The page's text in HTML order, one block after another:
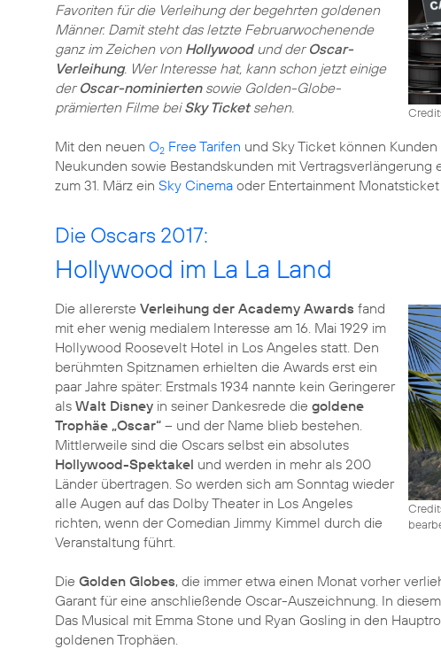
Favoriten für die Verleihung der begehrten goldenen
Männer. Damit steht das letzte Februarwochenende
ganz im Zeichen von Hollywoodund der Oscar-
Verleihung. Wer Interesse hat, kann schon jetzt einige
der Oscar-nominiertensowie Golden-Globe-
prämierten Filme beiSky Ticketsehen.
Mit den neuen O2 Free Tarifen und Sky Ticket können
Neukunden sowie Bestandskunden mit Vertragsverlängerung
zum 31. März ein Sky Cinema oder Entertainment Monatsticket
Die Oscars 2017:
Hollywood im La La Land
Die allererste Verleihung der Academy Awards fand
mit eher wenig medialem Interesse am 16. Mai 1929 im
Hollywood Roosevelt Hotel in Los Angeles statt. Den
berühmten Spitznamen erhielten die Awards erst ein
paar Jahre später: Erstmals 1934 nannte kein Geringerer
als Walt Disney in seiner Dankesrede die goldene
Trophäe „Oscar“ – und der Name blieb bestehen.
Mittlerweile sind die Oscars selbst ein absolutes
Hollywood-Spektakel und werden in mehr als 200
Länder übertragen. So werden sich am Sonntag wieder
alle Augen auf das Dolby Theater in Los Angeles
richten, wenn der Comedian Jimmy Kimmel durch die
Veranstaltung führt.
Die Golden Globes, die immer etwa einen Monat vorher
Garant für eine anschließende Oscar-Auszeichnung. In
Das Musical mit Emma Stone und Ryan Gosling in den
goldenen Trophäen.